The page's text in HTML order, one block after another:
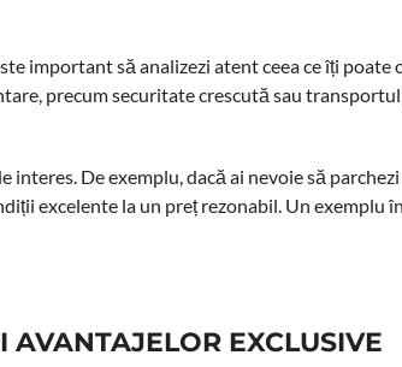
important să analizezi atent ceea ce îți poate
precum securitate crescută sau
De exemplu, dacă ai nevoie să
excelente la un preț rezonabil. Un exemplu
EXCLUSIVE